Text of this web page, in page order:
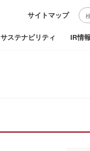
サイトマップ
サステナビリティ IR情報